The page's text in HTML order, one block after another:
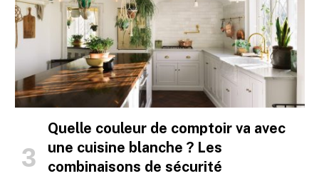
Quelle couleur de comptoir va avec
une cuisine blanche ? Les
combinaisons de sécurité